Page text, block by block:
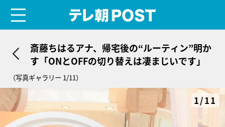
斎藤ちはるアナ、帰宅後の“ルーティン”明か
す「ONとOFFの切り替えは凄まじいです」
（写真ギャラリー 1/11）
1/11